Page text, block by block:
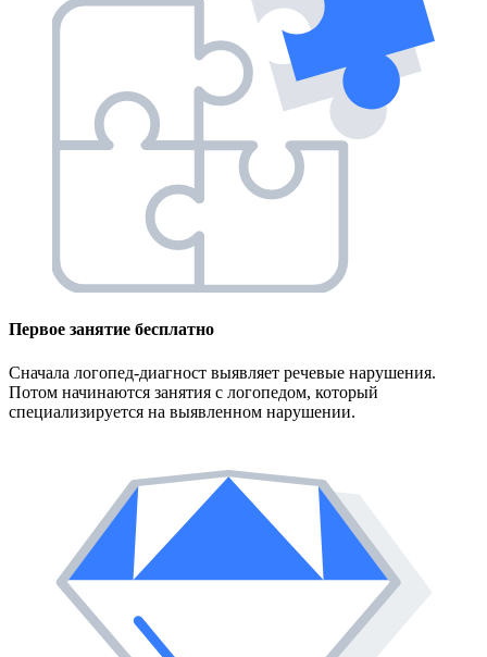
Первое занятие бесплатно
Сначала логопед-диагност выявляет речевые нарушения.
Потом начинаются занятия с логопедом, который
специализируется на выявленном нарушении.